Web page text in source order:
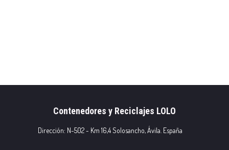
Dirección: N-502 - Km 16,4 Solosancho, Ávila. España
Contenedores y Reciclajes LOLO